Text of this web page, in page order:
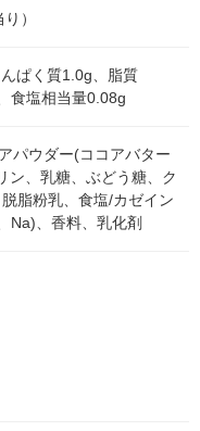
）
ぱく質1.0g、脂質
食塩相当量0.08g
パウダー(ココアバター
ン、乳糖、ぶどう糖、ク
脂粉乳、食塩/カゼイン
Na)、香料、乳化剤